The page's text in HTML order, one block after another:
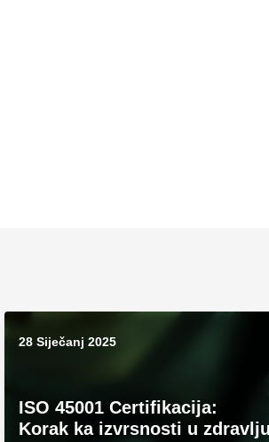
28 Siječanj 2025
ISO 45001 Certifikacija:
Korak ka izvrsnosti u